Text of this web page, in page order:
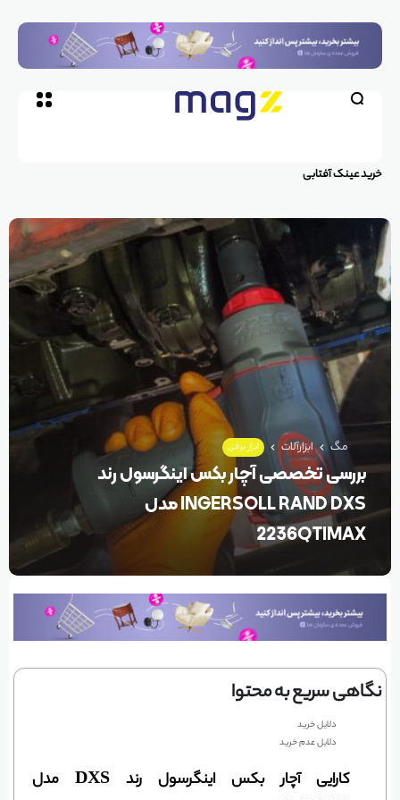
خرید عینک آفتابی
مگ ابزارآلات ابزار برقی
بررسی تخصصی آچار بکس اینگرسول رند
INGERSOLL RAND DXS مدل
2236QTIMAX
نگاهی سریع به محتوا
دلایل خرید
دلایل عدم خرید
کارایی آچار بکس اینگرسول رند DXS مدل